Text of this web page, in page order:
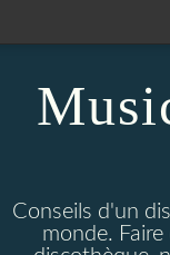
Conseils d'un
monde.